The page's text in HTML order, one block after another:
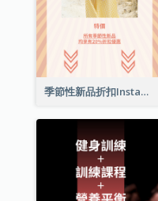
季節性新品折扣Instagram限時動態